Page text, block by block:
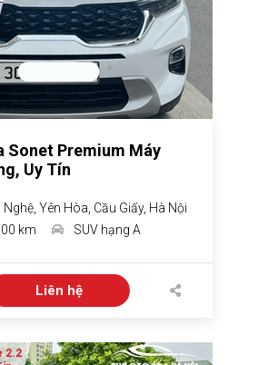
Sonet Premium Máy
Uy Tín
Yên Hòa, Cầu Giấy, Hà Nội
km SUV hạng A
Liên hệ
2.2